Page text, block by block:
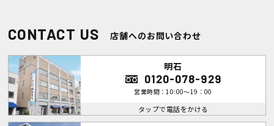
CONTACT US 店舗へのお問い合わせ
明石
0120-078-929
営業時間：10:00～19：00
タップで電話をかける